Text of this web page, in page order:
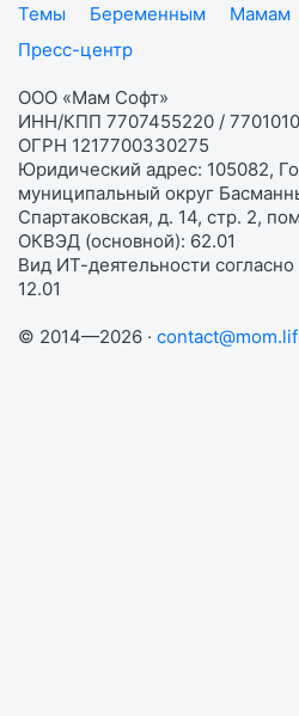
Темы
Беременным Мамам
Пресс-центр
ООО «Мам Софт»
ИНН/КПП 7707455220 /
ОГРН 1217700330275
Юридический адрес: 105082,
муниципальный округ
Спартаковская, д. 14, стр. 2,
ОКВЭД (основной): 62.01
Вид ИТ-деятельности
12.01
© 2014—2026 ·